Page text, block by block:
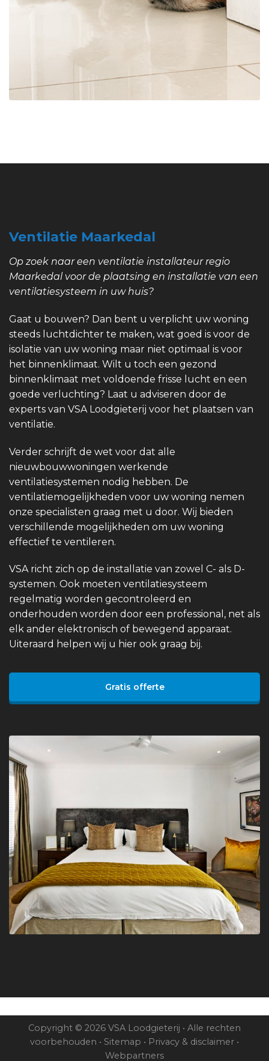
Ventilatie Maarkedal
Op zoek naar een ventilatie installateur regio
Maarkedal voor de plaatsing en installatie van een
ventilatiesysteem in uw huis?
Gaat u bouwen? Dan bent u verplicht uw woning
steeds luchtdichter te maken, wat goed is voor de
isolatie van uw woning maar niet optimaal is voor
het binnenklimaat. Wilt u toch een gezond
binnenklimaat met voldoende frisse lucht en een
goede verluchting? Laat u adviseren door de
experts van VSA Loodgieterij voor het plaatsen van
ventilatie.
Verder schrijft de wet voor dat alle
nieuwbouwwoningen werkende
ventilatiesystemen nodig hebben. De
ventilatiemogelijkheden voor uw woning nemen
onze specialisten graag met u door. Wij bieden
verschillende mogelijkheden om uw woning
effectief te ventileren.
VSA richt zich op de installatie van zowel C- als D-
systemen. Ook moeten ventilatiesysteem
regelmatig worden gecontroleerd en
onderhouden worden door een professional, net als
elk ander elektronisch of bewegend apparaat.
Uiteraard helpen wij u hier ook graag bij.
Gratis offerte
Copyright © 2026 VSA Loodgieterij • Alle rechten
voorbehouden • Sitemap • Privacy & disclaimer •
Webpartners